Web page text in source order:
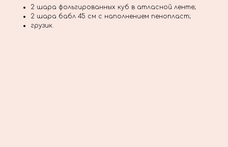
2 шара фольгированных куб в атласной ленте;
2 шара бабл 45 см с наполнением пенопласт;
грузик.